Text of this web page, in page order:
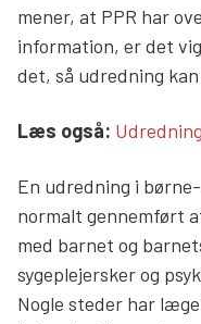
mener, at PPR har
information, er det
det, så udredning
Læs mere links
Læs også:
En udredning i
normalt gennemført
med barnet og
sygeplejersker og
Nogle steder har